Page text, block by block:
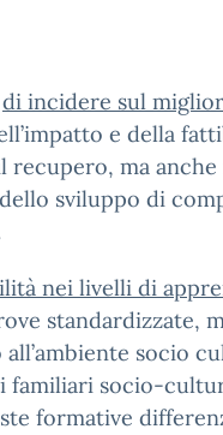
di incidere sul
e della
ma
sviluppo di
nei livelli di
standardizzate,
socio
familiari socio-
formative